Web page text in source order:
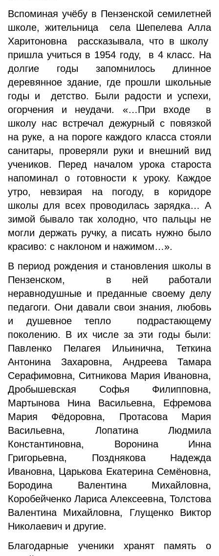
Вспоминая учёбу в Пензенской семилетней
школе, жительница села Шепелева Алла
Харитоновна рассказывала, что в школу
пришла учиться в 1954 году, в 4 класс. На
долгие годы запомнилось длинное
деревянное здание, где прошли школьные
годы и детство. Были радости и успехи,
огорчения и неудачи. «…При входе в
школу нас встречал дежурный с повязкой
на руке, а на пороге каждого класса стояли
санитары, проверяли руки и внешний вид
учеников. Перед началом урока староста
напоминал о готовности к уроку. Каждое
утро, невзирая на погоду, в коридоре
школы для всех проводилась зарядка… А
зимой бывало так холодно, что пальцы не
могли держать ручку, а писать нужно было
красиво: с наклоном и нажимом…».
В период рождения и становления школы в
Пензенском, в ней работали
неравнодушные и преданные своему делу
педагоги. Они давали свои знания, любовь
и душевное тепло подрастающему
поколению. В их числе за эти годы были:
Павленко Пелагея Ильинична, Теткина
Антонина Захаровна, Андреева Тамара
Серафимовна, Ситникова Мария Ивановна,
Дробышевская Софья Филипповна,
Мартынова Нина Васильевна, Ефремова
Мария Фёдоровна, Протасова Мария
Васильевна, Лопатина Людмила
Константиновна, Воронина Инна
Григорьевна, Позднякова Надежда
Ивановна, Царькова Екатерина Семёновна,
Бородина Валентина Михайловна,
Коробейченко Лариса Алексеевна, Толстова
Валентина Михайловна, Глущенко Виктор
Николаевич и другие.
Благодарные ученики хранят память о